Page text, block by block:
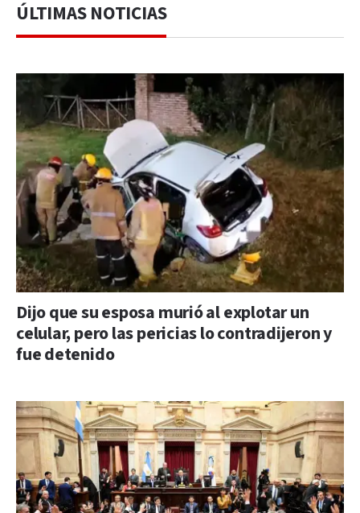
ÚLTIMAS NOTICIAS
Dijo que su esposa murió al explotar un
celular, pero las pericias lo contradijeron y
fue detenido